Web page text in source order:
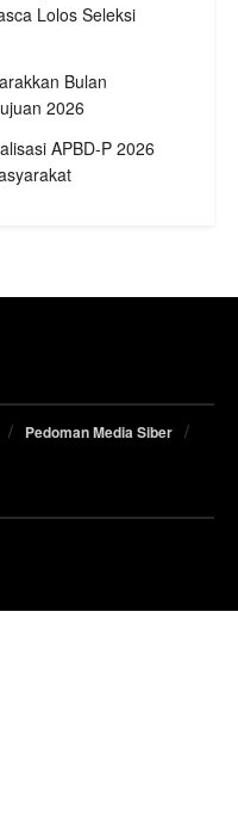
Lolos Seleksi
Bulan
2026
APBD-P 2026
Pedoman Media Siber